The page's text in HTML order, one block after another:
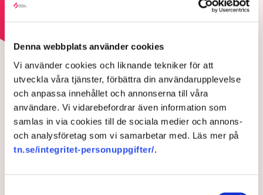
Denna webbplats använder cookies
Vi använder cookies och liknande tekniker för att
utveckla våra tjänster, förbättra din användarupplevelse
och anpassa innehållet och annonserna till våra
användare. Vi vidarebefordrar även information som
samlas in via cookies till de sociala medier och annons-
och analysföretag som vi samarbetar med. Läs mer på
tn.se/integritet-personuppgifter/.
HOTEN MOT ÄGANDERÄTTEN
Aktivisterna klättrar upp på
maskiner – polisen kan inte
avvisa dem: ”Upptrappning
på helt ny nivå”